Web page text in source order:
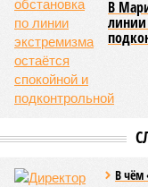
В
линии
В чём